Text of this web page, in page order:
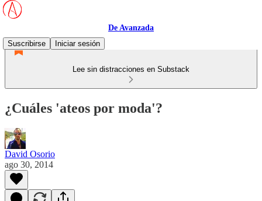
De Avanzada
Suscribirse
Iniciar sesión
Lee sin distracciones en Substack
¿Cuáles 'ateos por moda'?
David Osorio
ago 30, 2014